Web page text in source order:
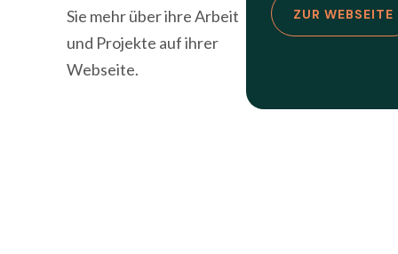
Sie mehr über ihre Arbeit
und Projekte auf ihrer
Webseite.
ZUR WEBSEITE